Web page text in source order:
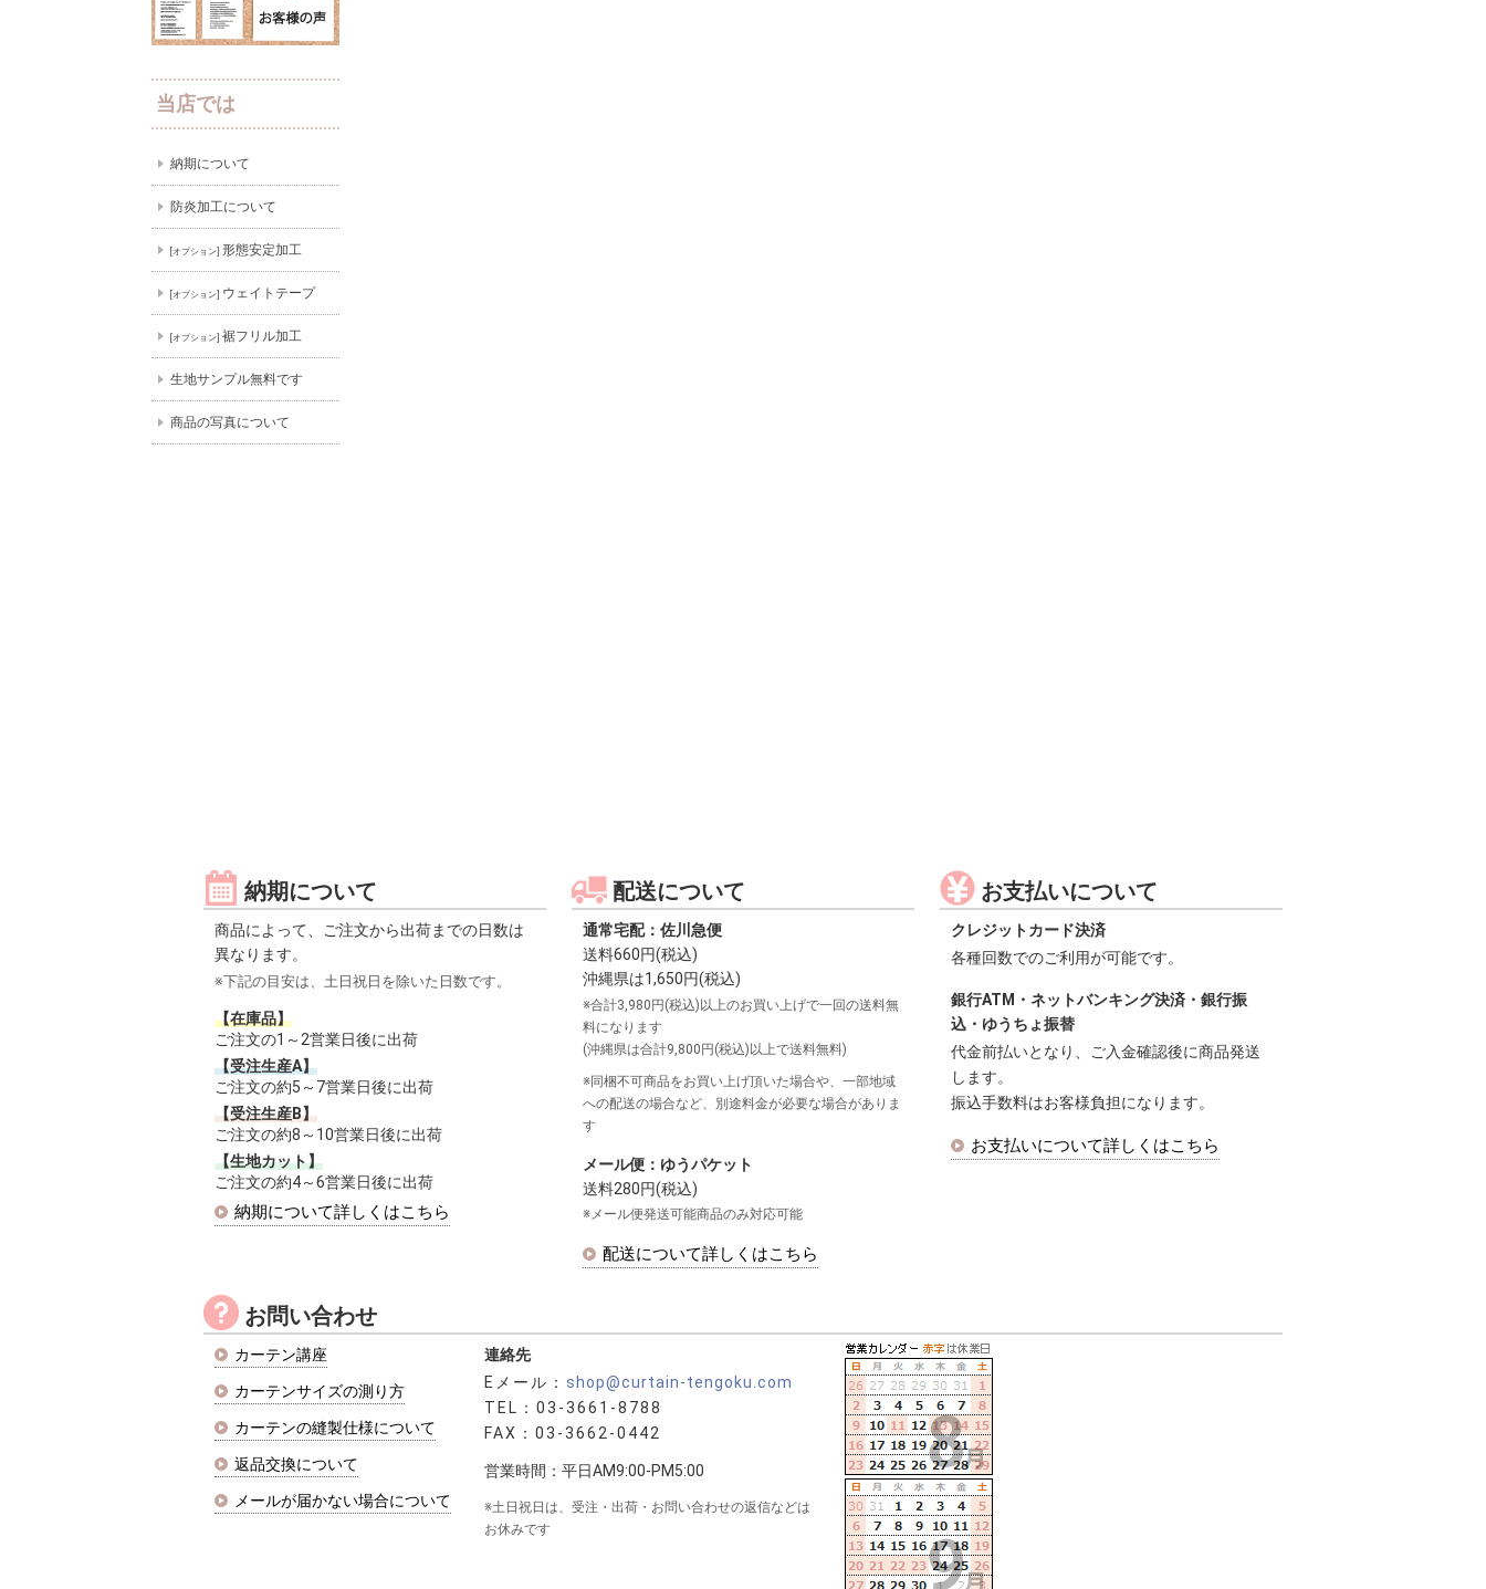
当店では
納期について
防炎加工について
[オプション] 形態安定加工
[オプション] ウェイトテープ
[オプション] 裾フリル加工
生地サンプル無料です
商品の写真について
納期について
商品によって、ご注文から出荷までの日数は
異なります。
※下記の目安は、土日祝日を除いた日数です。
【在庫品】
ご注文の1～2営業日後に出荷
【受注生産A】
ご注文の約5～7営業日後に出荷
【受注生産B】
ご注文の約8～10営業日後に出荷
【生地カット】
ご注文の約4～6営業日後に出荷
納期について詳しくはこちら
配送について
通常宅配：佐川急便
送料660円(税込)
沖縄県は1,650円(税込)
※合計3,980円(税込)以上のお買い上げで一回の送料無
料になります
(沖縄県は合計9,800円(税込)以上で送料無料)
※同梱不可商品をお買い上げ頂いた場合や、一部地域
への配送の場合など、別途料金が必要な場合がありま
す
メール便：ゆうパケット
送料280円(税込)
※メール便発送可能商品のみ対応可能
配送について詳しくはこちら
お支払いについて
クレジットカード決済
各種回数でのご利用が可能です。
銀行ATM・ネットバンキング決済・銀行振
込・ゆうちょ振替
代金前払いとなり、ご入金確認後に商品発送
します。
振込手数料はお客様負担になります。
お支払いについて詳しくはこちら
お問い合わせ
カーテン講座
カーテンサイズの測り方
カーテンの縫製仕様について
返品交換について
メールが届かない場合について
連絡先
Eメール： shop@curtain-tengoku.com
TEL：03-3661-8788
FAX：03-3662-0442
営業時間：平日AM9:00-PM5:00
※土日祝日は、受注・出荷・お問い合わせの返信などは
お休みです